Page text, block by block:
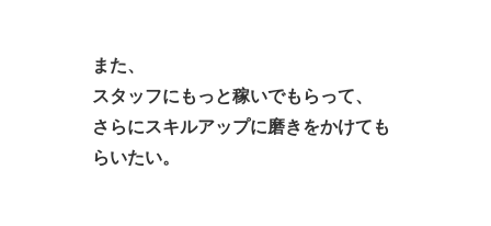
また、
スタッフにもっと稼いでもらって、
さらにスキルアップに磨きをかけても
らいたい。